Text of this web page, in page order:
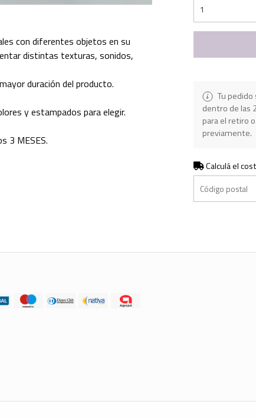
con diferentes objetos en su
distintas texturas, sonidos,
duración del producto.
y estampados para elegir.
3 MESES.
Tu
dentro de las
para el retiro
previamente.
Calculá el